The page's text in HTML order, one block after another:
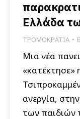
Ελλάδα
ΤΡΟΜΟΚΡΑΤΙΑ
Μια νέα
«κατέκτησε»
ανεργία,
των παιδιών